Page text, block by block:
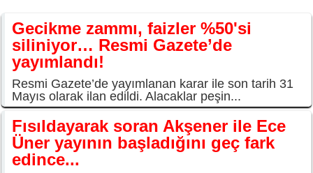
Gecikme zammı, faizler %50'si
siliniyor… Resmi Gazete’de
yayımlandı!
Resmi Gazete’de yayımlanan karar ile son tarih 31
Mayıs olarak ilan edildi. Alacaklar peşin...
Fısıldayarak soran Akşener ile Ece
Üner yayının başladığını geç fark
edince...